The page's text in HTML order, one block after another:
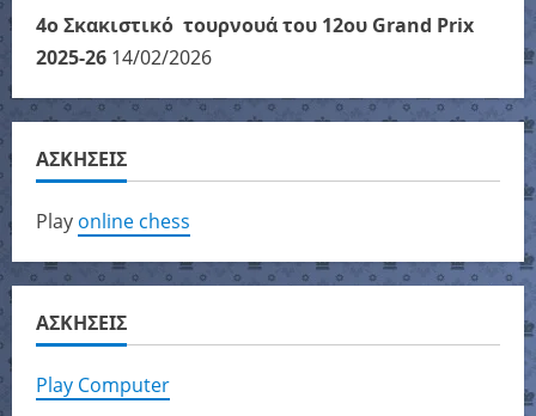
4ο Σκακιστικό τουρνουά του 12ου Grand Prix
2025-26 14/02/2026
ΑΣΚΗΣΕΙΣ
Play online chess
ΑΣΚΗΣΕΙΣ
Play Computer